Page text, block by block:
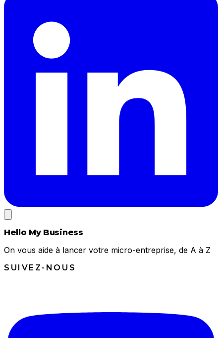
Hello My Business
On vous aide à lancer votre micro-entreprise, de A à Z
SUIVEZ-NOUS